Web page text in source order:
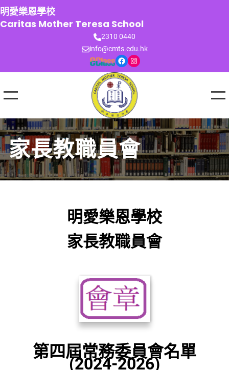
跳
至
主
明愛樂恩學校
Caritas Mother Teresa School
2310 0440
info@cmts.edu.hk
Facebook Instagram
家長教職員會
明愛樂恩學校
家長教職員會
第四屆常務委員會名單
(2024-2026)